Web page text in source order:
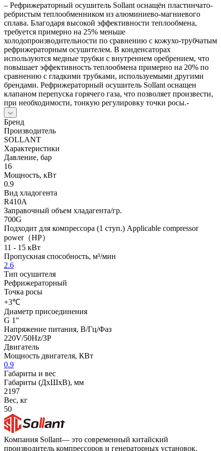
– Рефрижераторный осушитель Sollant оснащён пластинчато-
ребристым теплообменником из алюминиево-магниевого
сплава. Благодаря высокой эффективности теплообмена,
требуется примерно на 25% меньше
холодопроизводительности по сравнению с кожухо-трубчатым
рефрижераторным осушителем. В конденсаторах
используются медные трубки с внутреннем оребрением, что
повышает эффективность теплообмена примерно на 20% по
сравнению с гладкими трубками, используемыми другими
брендами. Рефрижераторный осушитель Sollant оснащен
клапаном перепуска горячего газа, что позволяет произвести,
при необходимости, тонкую регулировку точки росы.-
Бренд
Производитель
SOLLANT
Характеристики
Давление, бар
16
Мощность, кВт
0.9
Вид хладогента
R410A
Заправочный объем хладагента/гр.
700G
Подходит для компрессора (1 ступ.) Applicable compressor
power（HP）
11 - 15 кВт
Пропускная способность, м³/мин
2.6
Тип осушителя
Рефрижераторный
Точка росы
+3℃
Диаметр присоединения
G 1"
Напряжение питания, В/Гц/Фаз
220V/50Hz/3P
Двигатель
Мощность двигателя, КВт
0.9
Габариты и вес
Габариты (ДхШхВ), мм
2197
Вес, кг
50
Компания Sollant— это современный китайский
производитель компрессоров и генераторных установок.